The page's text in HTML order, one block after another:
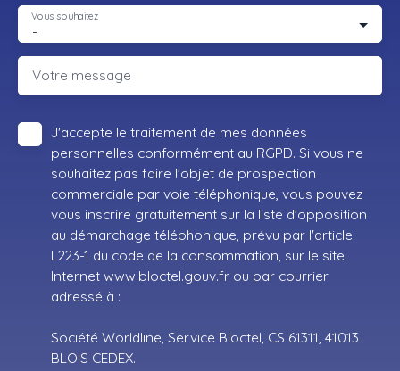
-
Vous souhaitez
Votre message
J'accepte le traitement de mes données
personnelles conformément au RGPD. Si vous ne
souhaitez pas faire l'objet de prospection
commerciale par voie téléphonique, vous pouvez
vous inscrire gratuitement sur la liste d'opposition
au démarchage téléphonique, prévu par l'article
L223-1 du code de la consommation, sur le site
Internet www.bloctel.gouv.fr ou par courrier
adressé à :
Société Worldline, Service Bloctel, CS 61311, 41013
BLOIS CEDEX.